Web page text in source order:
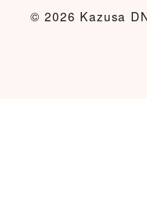
© 2026 Kazusa